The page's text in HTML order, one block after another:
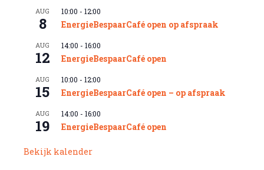
AUG
8
10:00 - 12:00
EnergieBespaarCafé open op afspraak
AUG
12
14:00 - 16:00
EnergieBespaarCafé open
AUG
15
10:00 - 12:00
EnergieBespaarCafé open – op afspraak
AUG
19
14:00 - 16:00
EnergieBespaarCafé open
Bekijk kalender